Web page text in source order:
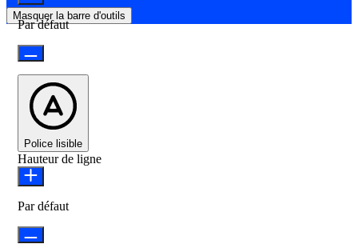
Masquer la barre d'outils
Par défaut
Police lisible
Hauteur de ligne
Par défaut